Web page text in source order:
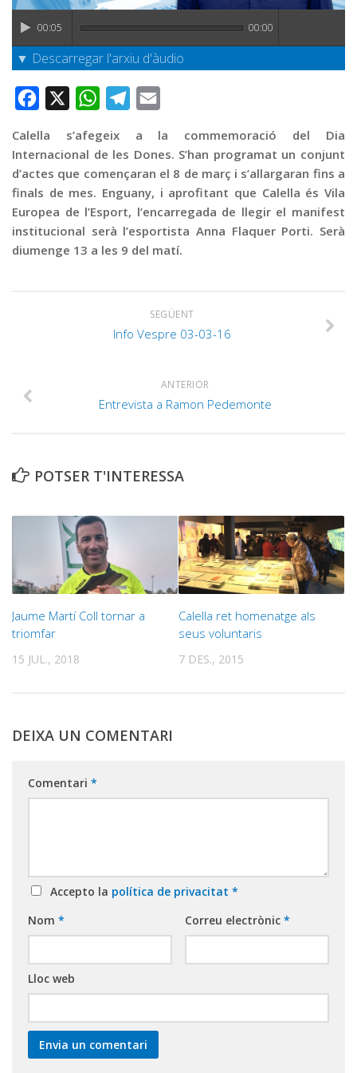
Publicitat
Contacte
00:05 00:00
▼ Descarregar l'arxiu d'àudio
Facebook WhatsAppTelegram
Calella s’afegeix a la commemoració del Dia
Internacional de les Dones. S’han programat un conjunt
d’actes que començaran el 8 de març i s’allargaran fins a
finals de mes. Enguany, i aprofitant que Calella és Vila
Europea de l’Esport, l’encarregada de llegir el manifest
institucional serà l’esportista Anna Flaquer Porti. Serà
diumenge 13 a les 9 del matí.
SEGÜENT
Info Vespre 03-03-16
ANTERIOR
Entrevista a Ramon Pedemonte
POTSER T'INTERESSA
Jaume Martí Coll tornar a
triomfar
15 JUL., 2018
Calella ret homenatge als
seus voluntaris
7 DES., 2015
DEIXA UN COMENTARI
Comentari *
Accepto la política de privacitat *
Nom * Correu electrònic *
Lloc web